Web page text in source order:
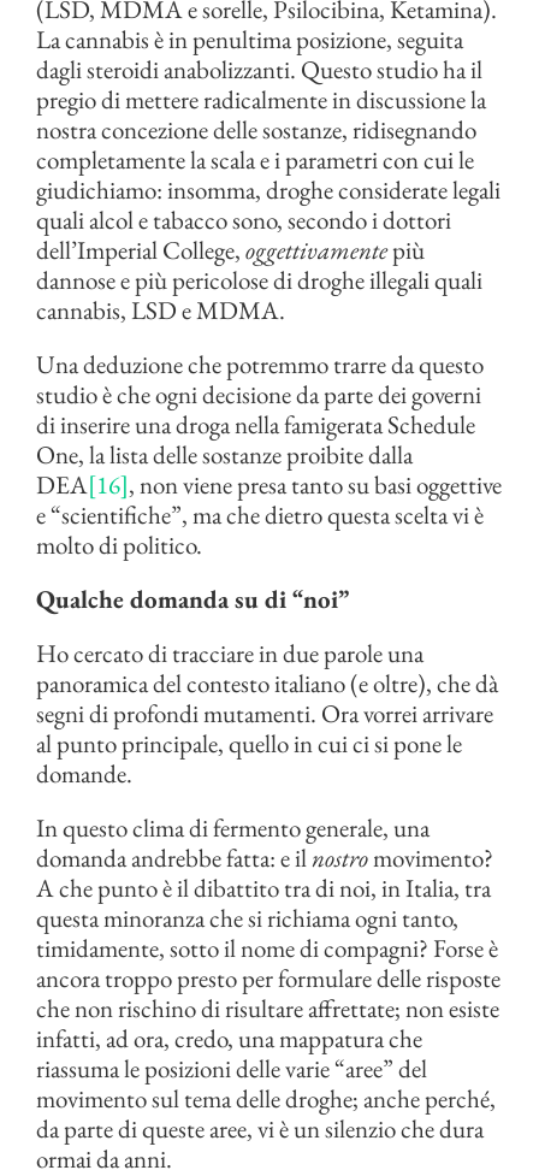
(LSD, MDMA e sorelle, Psilocibina, Ketamina).
La cannabis è in penultima posizione, seguita
dagli steroidi anabolizzanti. Questo studio ha il
pregio di mettere radicalmente in discussione la
nostra concezione delle sostanze, ridisegnando
completamente la scala e i parametri con cui le
giudichiamo: insomma, droghe considerate legali
quali alcol e tabacco sono, secondo i dottori
dell’Imperial College,oggettivamentepiù
dannose e più pericolose di droghe illegali quali
cannabis, LSD e MDMA.
Una deduzione che potremmo trarre da questo
studio è che ogni decisione da parte dei governi
di inserire una droga nella famigerata Schedule
One, la lista delle sostanze proibite dalla
DEA[16], non viene presa tanto su basi oggettive
e “scientifiche”, ma che dietro questa scelta vi è
molto di politico.
Qualche domanda su di “noi”
Ho cercato di tracciare in due parole una
panoramica del contesto italiano (e oltre), che dà
segni di profondi mutamenti. Ora vorrei arrivare
al punto principale, quello in cui ci si pone le
domande.
In questo clima di fermento generale, una
domanda andrebbe fatta: e ilnostromovimento?
A che punto è il dibattito tra di noi, in Italia, tra
questa minoranza che si richiama ogni tanto,
timidamente, sotto il nome di compagni? Forse è
ancora troppo presto per formulare delle risposte
che non rischino di risultare affrettate; non esiste
infatti, ad ora, credo, una mappatura che
riassuma le posizioni delle varie “aree” del
movimento sul tema delle droghe; anche perché,
da parte di queste aree, vi è un silenzio che dura
ormai da anni.